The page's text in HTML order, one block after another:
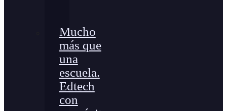
Mucho
más que
una
escuela.
Edtech
con